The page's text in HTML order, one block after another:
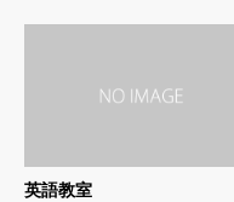
英語教室